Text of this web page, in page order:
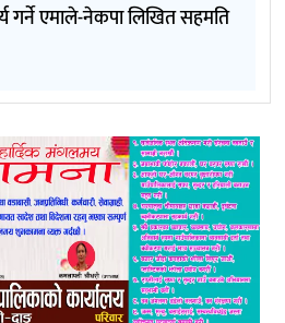
गर्ने एमाले-नेकपा लिखित सहमति